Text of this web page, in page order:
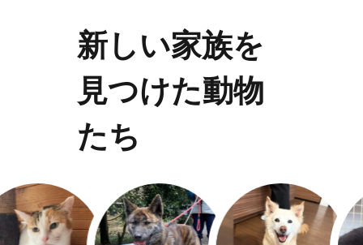
新しい家族を
見つけた動物
たち